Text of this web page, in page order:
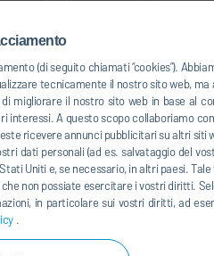
(di seguito chiamati “cookies”).
tecnicamente il nostro sito web, ma
migliorare il nostro sito web in base al
interessi. A questo scopo collaboriamo
ricevere annunci pubblicitari su altri siti
dati personali (ad es. salvataggio del
Uniti e, se necessario, in altri paesi.
non possiate esercitare i vostri diritti.
in particolare sui vostri diritti, ad
.
The event is co-
to share ideas,
white, final
digital intelligence
9:30 am - 5:30 pm
9:30 am - 5:30 pm